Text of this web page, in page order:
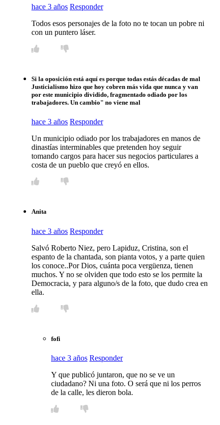
hace 3 años Responder
Todos esos personajes de la foto no te tocan un pobre ni
con un puntero láser.
Si la oposición está aquí es porque todas estás décadas de mal
Justicialismo hizo que hoy cobren más vida que nunca y van
por este municipio dividido, fragmentado odiado por los
trabajadores. Un cambio" no viene mal
hace 3 años Responder
Un municipio odiado por los trabajadores en manos de
dinastías interminables que pretenden hoy seguir
tomando cargos para hacer sus negocios particulares a
costa de un pueblo que creyó en ellos.
Anita
hace 3 años Responder
Salvó Roberto Niez, pero Lapiduz, Cristina, son el
espanto de la chantada, son pianta votos, y a parte quien
los conoce..Por Dios, cuánta poca vergüenza, tienen
muchos. Y no se olviden que todo esto se los permite la
Democracia, y para alguno/s de la foto, que dudo crea en
ella.
fofi
hace 3 años Responder
Y que publicó juntaron, que no se ve un
ciudadano? Ni una foto. O será que ni los perros
de la calle, les dieron bola.